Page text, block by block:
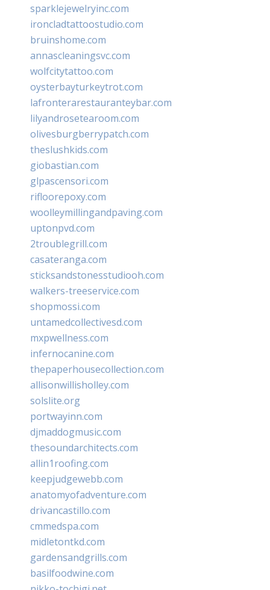
sparklejewelryinc.com
ironcladtattoostudio.com
bruinshome.com
annascleaningsvc.com
wolfcitytattoo.com
oysterbayturkeytrot.com
lafronterarestauranteybar.com
lilyandrosetearoom.com
olivesburgberrypatch.com
theslushkids.com
giobastian.com
glpascensori.com
rifloorepoxy.com
woolleymillingandpaving.com
uptonpvd.com
2troublegrill.com
casateranga.com
sticksandstonesstudiooh.com
walkers-treeservice.com
shopmossi.com
untamedcollectivesd.com
mxpwellness.com
infernocanine.com
thepaperhousecollection.com
allisonwillisholley.com
solslite.org
portwayinn.com
djmaddogmusic.com
thesoundarchitects.com
allin1roofing.com
keepjudgewebb.com
anatomyofadventure.com
drivancastillo.com
cmmedspa.com
midletontkd.com
gardensandgrills.com
basilfoodwine.com